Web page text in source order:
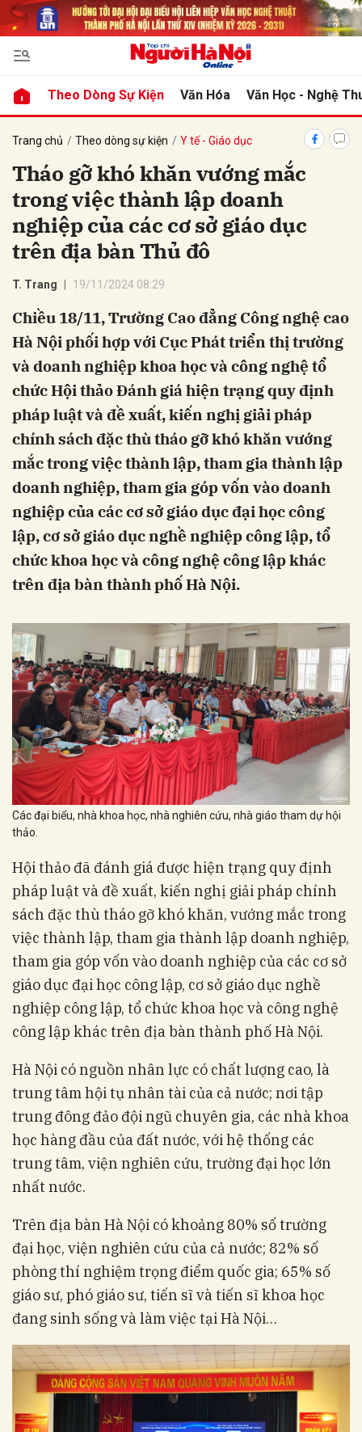
Theo Dòng Sự Kiện Văn Hóa Văn Học - Nghệ
Trang chủ Theo dòng sự kiện Y tế - Giáo dục
Tháo gỡ khó khăn vướng mắc
trong việc thành lập doanh
nghiệp của các cơ sở giáo dục
trên địa bàn Thủ đô
T. Trang 19/11/2024 08:29
Chiều 18/11, Trường Cao đẳng Công nghệ cao
Hà Nội phối hợp với Cục Phát triển thị trường
và doanh nghiệp khoa học và công nghệ tổ
chức Hội thảo Đánh giá hiện trạng quy định
pháp luật và đề xuất, kiến nghị giải pháp
chính sách đặc thù tháo gỡ khó khăn vướng
mắc trong việc thành lập, tham gia thành lập
doanh nghiệp, tham gia góp vốn vào doanh
nghiệp của các cơ sở giáo dục đại học công
lập, cơ sở giáo dục nghề nghiệp công lập, tổ
chức khoa học và công nghệ công lập khác
trên địa bàn thành phố Hà Nội.
Các đại biểu, nhà khoa học, nhà nghiên cứu, nhà giáo tham dự hội
thảo.
Hội thảo đã đánh giá được hiện trạng quy định
pháp luật và đề xuất, kiến nghị giải pháp chính
sách đặc thù tháo gỡ khó khăn, vướng mắc trong
việc thành lập, tham gia thành lập doanh nghiệp,
tham gia góp vốn vào doanh nghiệp của các cơ sở
giáo dục đại học công lập, cơ sở giáo dục nghề
nghiệp công lập, tổ chức khoa học và công nghệ
công lập khác trên địa bàn thành phố Hà Nội.
Hà Nội có nguồn nhân lực có chất lượng cao, là
trung tâm hội tụ nhân tài của cả nước; nơi tập
trung đông đảo đội ngũ chuyên gia, các nhà khoa
học hàng đầu của đất nước, với hệ thống các
trung tâm, viện nghiên cứu, trường đại học lớn
nhất nước.
Trên địa bàn Hà Nội có khoảng 80% số trường
đại học, viện nghiên cứu của cả nước; 82% số
phòng thí nghiệm trọng điểm quốc gia; 65% số
giáo sư, phó giáo sư, tiến sĩ và tiến sĩ khoa học
đang sinh sống và làm việc tại Hà Nội…
luận